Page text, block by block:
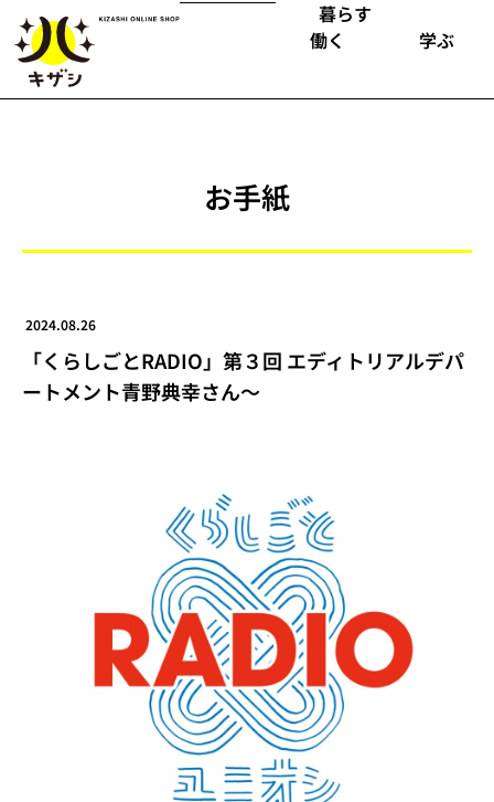
暮らす
働く
学ぶ
お手紙
2024.08.26
「くらしごとRADIO」第３回 エディトリアルデパ
ートメント青野典幸さん〜